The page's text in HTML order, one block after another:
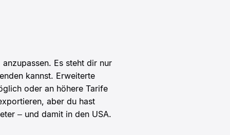
Es steht dir nur
kannst. Erweiterte
oder an höhere Tarife
aber du hast
– und damit in den USA.